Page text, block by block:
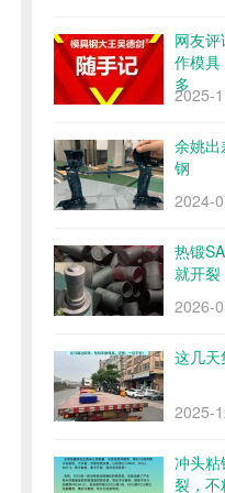
网友
作模
多
2025-
余姚
钢
2024-
热锻
就开裂
2026-
这几
2025-
冲头
裂，